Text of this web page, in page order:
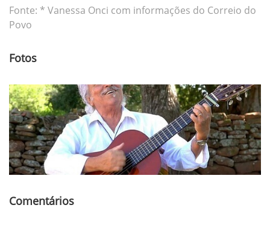
Fonte: * Vanessa Onci com informações do Correio do
Povo
Fotos
Comentários